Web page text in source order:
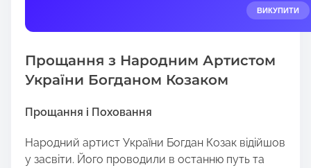
t
s
o
t
o
ВИКУПИТИ
Прощання з Народним Артистом
України Богданом Козаком
Прощання і Поховання
Народний артист України Богдан Козак відійшов
у засвіти. Його проводили в останню путь та